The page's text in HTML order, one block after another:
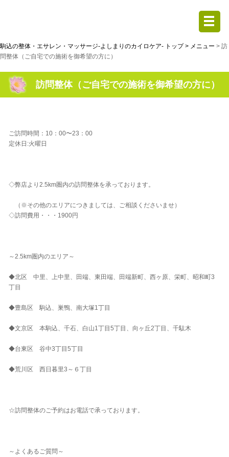
駒込の整体・エサレン・マッサージ-よしまりのカイロケア- トップ > メニュー > 訪
問整体（ご自宅での施術を御希望の方に）
訪問整体（ご自宅での施術を御希望の方に）
ご訪問時間：10：00〜23：00
定休日:火曜日
◇弊店より2.5km圏内の訪問整体を承っております。
（※その他のエリアにつきましては、ご相談くださいませ）
◇訪問費用・・・1900円
～2.5km圏内のエリア～
◆北区 中里、上中里、田端、東田端、田端新町、西ヶ原、栄町、昭和町3
丁目
◆豊島区 駒込、巣鴨、南大塚1丁目
◆文京区 本駒込、千石、白山1丁目5丁目、向ヶ丘2丁目、千駄木
◆台東区 谷中3丁目5丁目
◆荒川区 西日暮里3～６丁目
☆訪問整体のご予約はお電話で承っております。
～よくあるご質問～